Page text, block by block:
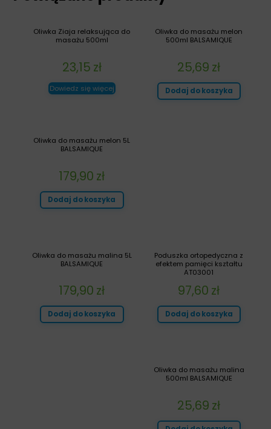
Oliwka do masażu melon
500ml BALSAMIQUE
25,69 zł
Dodaj do koszyka
Oliwka Ziaja relaksująca do
masażu 500ml
23,15 zł
Dowiedz się więcej
Oliwka do masażu melon 5L
BALSAMIQUE
179,90 zł
Dodaj do koszyka
Poduszka ortopedyczna z
efektem pamięci kształtu
AT03001
97,60 zł
Dodaj do koszyka
Oliwka do masażu malina 5L
BALSAMIQUE
179,90 zł
Dodaj do koszyka
Oliwka do masażu malina
500ml BALSAMIQUE
25,69 zł